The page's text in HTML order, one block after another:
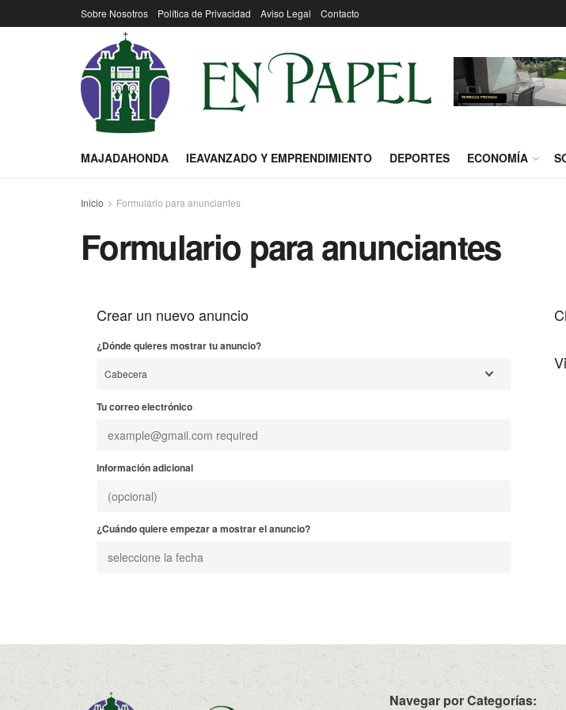
Sobre Nosotros Política de Privacidad Aviso Legal Contacto
MAJADAHONDA IEAVANZADO Y EMPRENDIMIENTO DEPORTES ECONOMÍA
Inicio Formulario para anunciantes
Formulario para anunciantes
Crear un nuevo anuncio
¿Dónde quieres mostrar tu anuncio?
Tu correo electrónico
Información adicional
¿Cuándo quiere empezar a mostrar el anuncio?
Navegar por Categorías: